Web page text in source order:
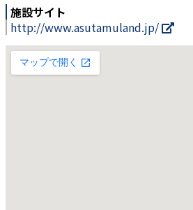
施設サイト
http://www.asutamuland.jp/